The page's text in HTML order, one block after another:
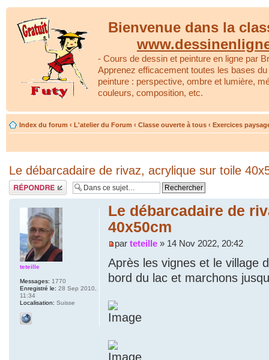
Bienvenue dans la
- Cours de dessin et peinture en ligne par
Apprenez efficacement toutes les bases
peinture : perspective, ombre et lumière,
couleurs, composition, etc.
Index du forum ‹ L'atelier du Forum ‹ Classe ouverte à tous ‹ Exercices
Le débarcadaire de rivaz, acrylique sur toile
Répondre
Le débarcadaire de
40x50cm
parteteille » 14 Nov 2022, 20:42
Après les vignes et le village
bord du lac et marchons
teteille
Messages: 1770
Enregistré le: 28 Sep 2010,
11:34
Localisation: Suisse